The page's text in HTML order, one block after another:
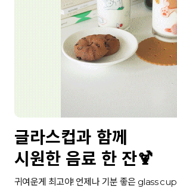
글라스컵과 함께
시원한 음료 한 잔🍹
귀여운게 최고야! 언제나 기분 좋은 glass cup